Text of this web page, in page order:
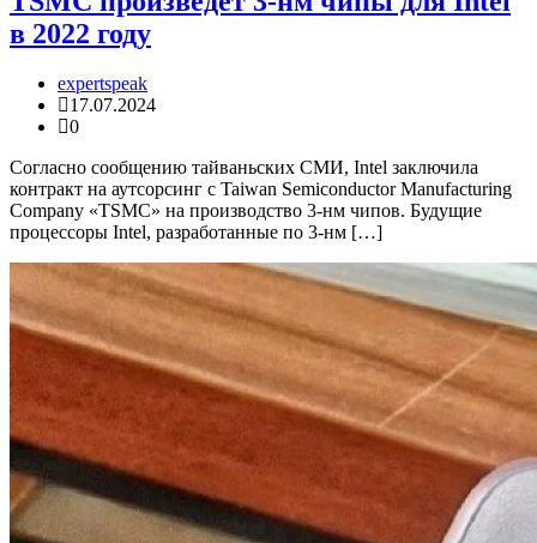
в 2022 году
expertspeak
17.07.2024
0
Согласно сообщению тайваньских СМИ, Intel заключила
контракт на аутсорсинг с Taiwan Semiconductor Manufacturing
Company «TSMC» на производство 3-нм чипов. Будущие
процессоры Intel, разработанные по 3-нм […]